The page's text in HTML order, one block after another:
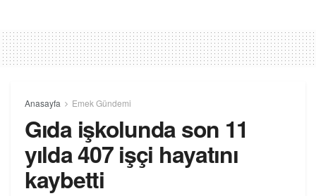
Anasayfa Emek Gündemi
Gıda işkolunda son 11
yılda 407 işçi hayatını
kaybetti